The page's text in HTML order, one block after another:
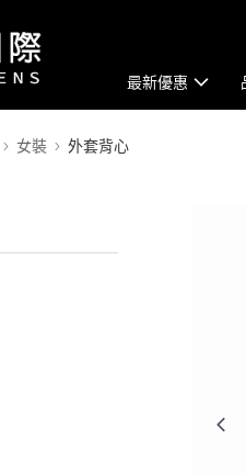
最新優惠
女裝 外套背心